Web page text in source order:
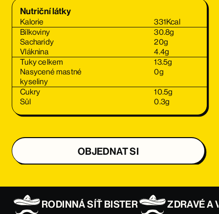
Nutriční látky
Kalorie 331Kcal
Bílkoviny
30.8g
Sacharidy
20g
Vláknina
4.4g
Tuky celkem
13.5g
Nasycené mastné
kyseliny
0g
Cukry 10.5g
Sůl
0.3g
OBJEDNAT SI
OBJEDNAT SI
RODINNÁ SÍŤ BISTER ZDRAVÉ A